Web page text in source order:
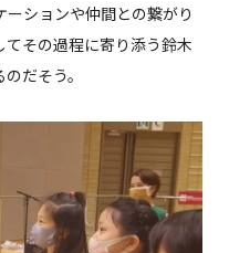
ションや仲間との繋がり
その過程に寄り添う鈴木
だそう。